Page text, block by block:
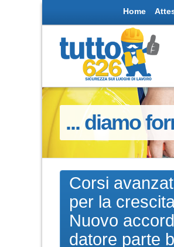
Home
... diamo
Corsi
per la
Nuovo
datore parte